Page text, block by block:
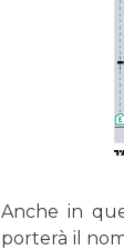
Anche in
porterà il